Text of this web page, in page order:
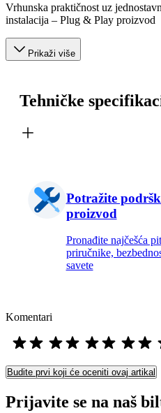
Vrhunska praktičnost uz
instalacija – Plug & Play proizvod
Prikaži više
Tehničke
Potražite
proizvod
Pronađite najčešća
priručnike,
savete
Komentari
Budite prvi koji će oceniti ovaj artikal
Prijavite se na naš